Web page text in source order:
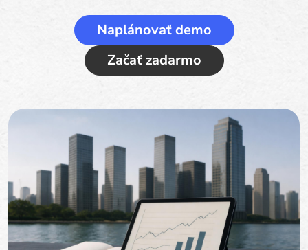
Naplánovať demo
Začať zadarmo